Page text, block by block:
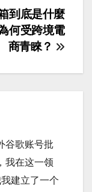
到底是什麼
何受跨境電
商青睞？
谷歌账号批
我在这一领
建立了一个